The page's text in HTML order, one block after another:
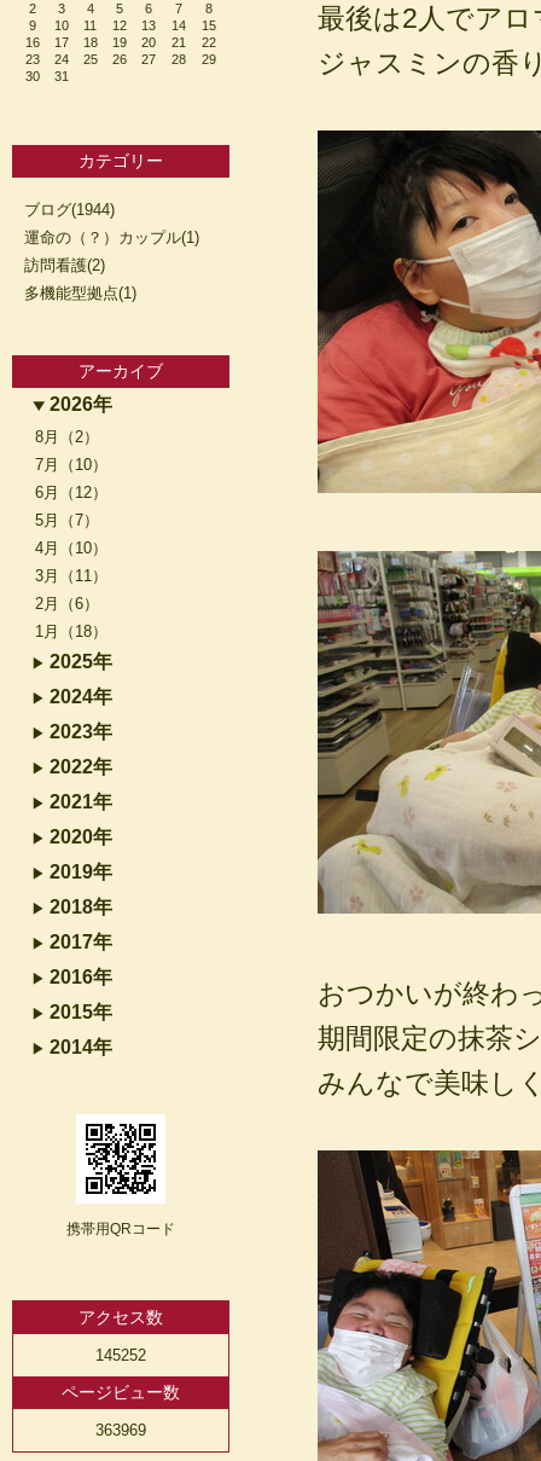
最後は2人でア
ジャスミンの香
おつかいが終わ
期間限定の抹茶
みんなで美味し
2
3 4 5 6 7
8
9
10 11 12 13 14
15
16
17 18 19 20 21
22
23
24 25 26 27 28
29
30
31
カテゴリー
ブログ(1944)
運命の（？）カップル(1)
訪問看護(2)
多機能型拠点(1)
アーカイブ
2026年
8月（2）
7月（10）
6月（12）
5月（7）
4月（10）
3月（11）
2月（6）
1月（18）
2025年
2024年
2023年
2022年
2021年
2020年
2019年
2018年
2017年
2016年
2015年
2014年
携帯用QRコード
アクセス数
145252
ページビュー数
363969